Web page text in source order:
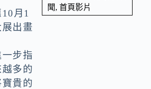
月1
展出畫
步指
多的
貴的
聞, 首頁影片